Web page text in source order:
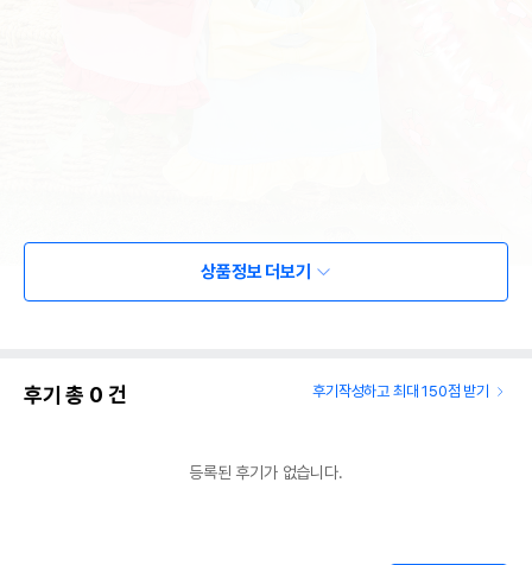
상품정보 더보기
후기 총 0 건 후기작성하고 최대 150점 받기
등록된 후기가 없습니다.